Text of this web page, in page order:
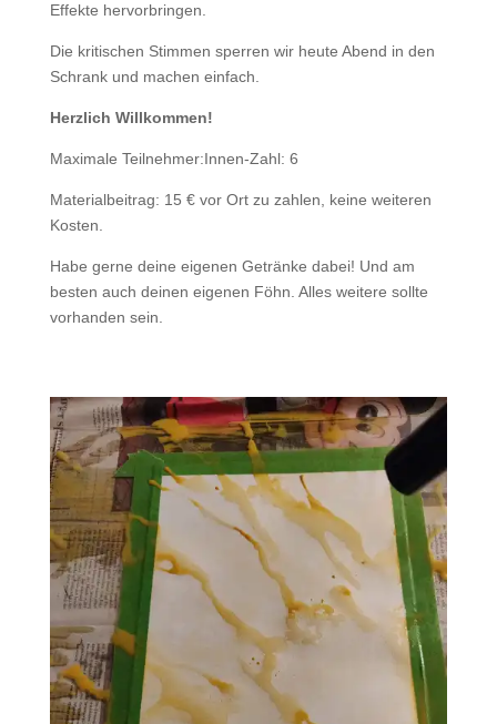
Effekte hervorbringen.
Die kritischen Stimmen sperren wir heute Abend in den
Schrank und machen einfach.
Herzlich Willkommen!
Maximale Teilnehmer:Innen-Zahl: 6
Materialbeitrag: 15 € vor Ort zu zahlen, keine weiteren
Kosten.
Habe gerne deine eigenen Getränke dabei! Und am
besten auch deinen eigenen Föhn. Alles weitere sollte
vorhanden sein.